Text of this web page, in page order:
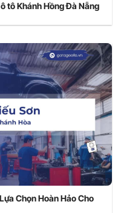
tô Khánh Hồng Đà Nẵng
Chọn Hoàn Hảo Cho